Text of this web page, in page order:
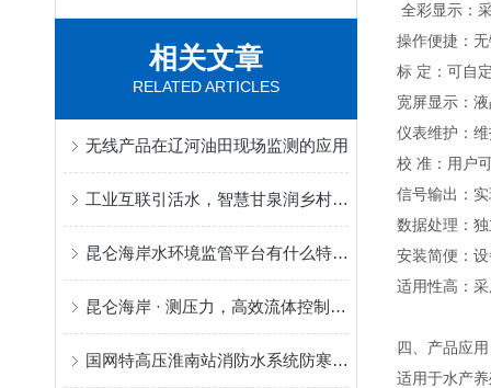
相关文章
RELATED ARTICLES
无线产品在辽河油田现场监测的应用
工业互联引活水，智慧甘泉润乡村 ——昆仑海岸以三大硬核科技筑牢云南农村供水生命线
昆仑海岸水环境监管平台有什么特点呢
昆仑海岸 · 测压力，高效流体控制，助力企业降本增效!
国网特高压淮南站消防水系统防寒防冻专项整治解决方案
全彩显示：
操作便捷：
标 定：可自
宽屏显示：
仪表维护：
校 准：用户
信号输出：
数据处理：
安装简便：
适用性高：
四、产品应用
适用于水产